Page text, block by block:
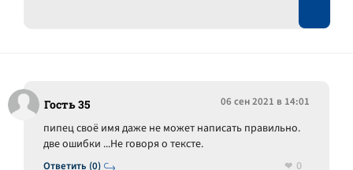
Гость 35 06 сен 2021 в 14:01
Ответить (0)
пипец своё имя даже не может написать правильно.
две ошибки ...Не говоря о тексте.
0